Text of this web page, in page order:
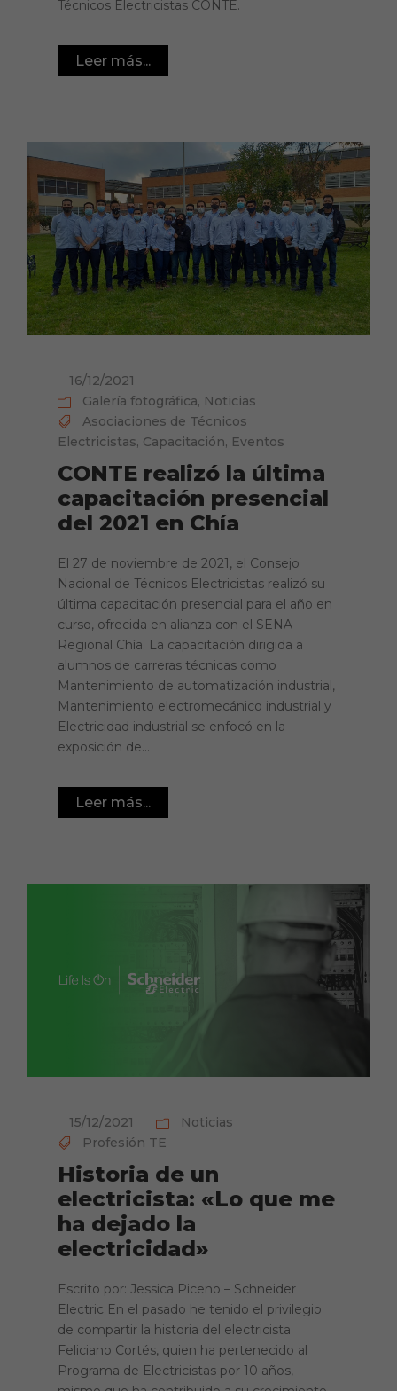
Técnicos Electricistas CONTE.
Leer más...
16/12/2021
Galería fotográfica, Noticias
Asociaciones de Técnicos
Electricistas, Capacitación, Eventos
CONTE realizó la última
capacitación presencial
del 2021 en Chía
El 27 de noviembre de 2021, el Consejo
Nacional de Técnicos Electricistas realizó su
última capacitación presencial para el año en
curso, ofrecida en alianza con el SENA
Regional Chía. La capacitación dirigida a
alumnos de carreras técnicas como
Mantenimiento de automatización industrial,
Mantenimiento electromecánico industrial y
Electricidad industrial se enfocó en la
exposición de...
Leer más...
15/12/2021
Noticias
Profesión TE
Historia de un
electricista: «Lo que me
ha dejado la
electricidad»
Escrito por: Jessica Piceno – Schneider
Electric En el pasado he tenido el privilegio
de compartir la historia del electricista
Feliciano Cortés, quien ha pertenecido al
Programa de Electricistas por 10 años,